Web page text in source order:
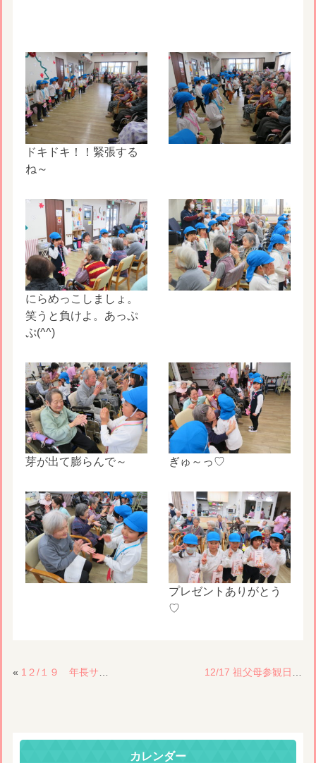
ドキドキ！！緊張する
ね～
にらめっこしましょ。
笑うと負けよ。あっぷ
ぷ(^^)
芽が出て膨らんで～ ぎゅ～っ♡
プレゼントありがとう
♡
« 1２/１９ 年長サッカー
カレンダー